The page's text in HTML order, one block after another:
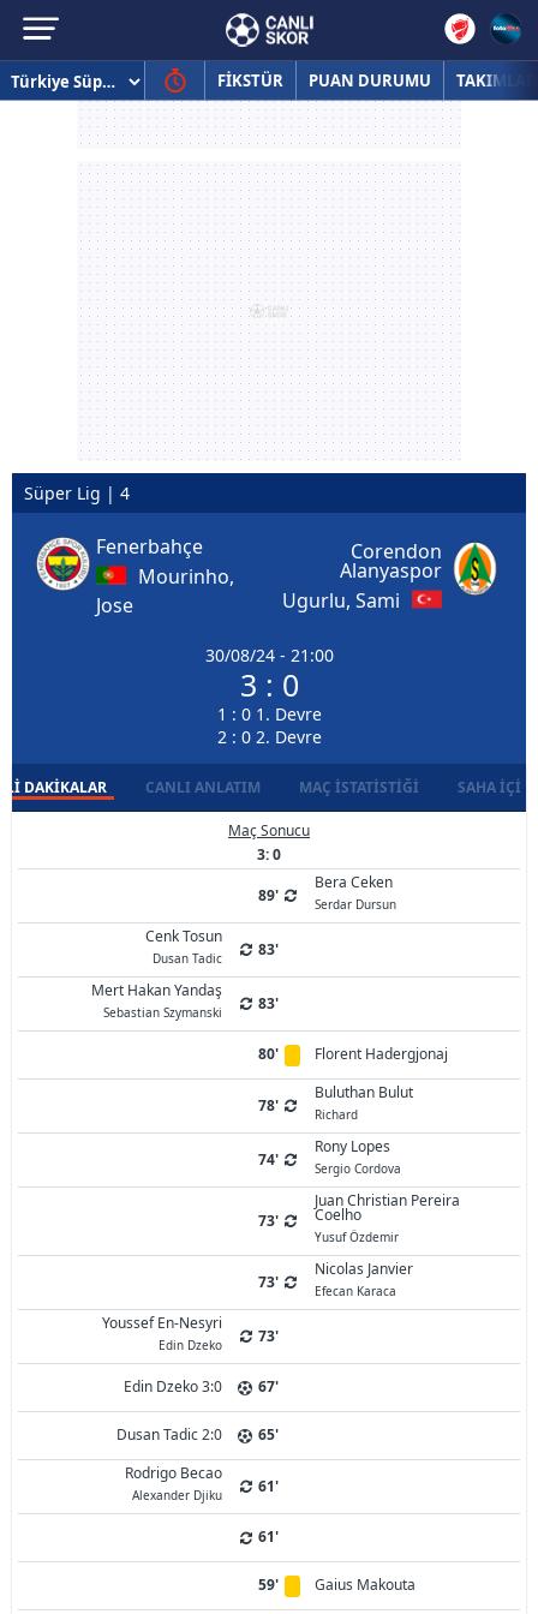
FİKSTÜR PUAN DURUMU TAKIMLAR
Süper Lig | 4
Fenerbahçe
Mourinho,
Jose
30/08/24 - 21:00
3 : 0
1 : 0 1. Devre
2 : 0 2. Devre
Corendon
Alanyaspor
Ugurlu, Sami
DAKIKALAR CANLI ANLATIM MAÇ İSTATISTIĞI SAHA İÇI
Maç Sonucu
3: 0
89'
Bera Ceken
Serdar Dursun
Cenk Tosun
Dusan Tadic
83'
Mert Hakan Yandaş
Sebastian Szymanski 83'
80' Florent Hadergjonaj
78'
Buluthan Bulut
Richard
74'
Rony Lopes
Sergio Cordova
73'
Juan Christian Pereira
Coelho
Yusuf Özdemir
73'
Nicolas Janvier
Efecan Karaca
Youssef En-Nesyri
Edin Dzeko 73'
Edin Dzeko 3:0 67'
Dusan Tadic 2:0
65'
Rodrigo Becao
Alexander Djiku 61'
61'
59' Gaius Makouta